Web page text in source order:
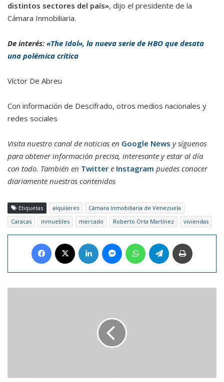
distintos sectores del país», dijo el presidente de la
Cámara Inmobiliaria.
De interés: «The Idol», la nueva serie de HBO que desata
una polémica crítica
Víctor De Abreu
Con información de Descifrado, otros medios nacionales y
redes sociales
Visita nuestro canal de noticias en Google News y síguenos
para obtener información precisa, interesante y estar al día
con todo. También en Twitter e Instagram puedes conocer
diariamente nuestros contenidos
Etiquetas alquileres
Cámara Inmobiliaria de Venezuela
Caracas
inmuebles mercado Roberto Orta Martínez viviendas
Facebook LinkedIn MessengerWhatsAppTelegram
desata